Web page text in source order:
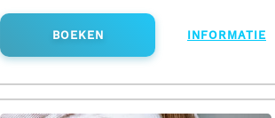
BOEKEN INFORMATIE